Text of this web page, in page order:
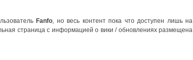
Fanfo, но весь контент пока что доступен лишь на
страница с информацией о вики / обновлениях размещена